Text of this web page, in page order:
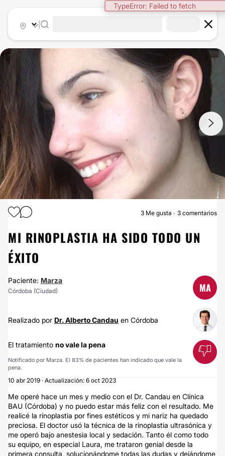
TypeError: Failed to fetch
RINOPLASTIA
3 Me gusta 3 comentarios
MI RINOPLASTIA HA SIDO TODO UN
ÉXITO
Paciente: Marza
Córdoba (Ciudad) MA
Realizado por Dr. Alberto Candau en Córdoba
El tratamiento no vale la pena
Notificado por Marza. El 83% de pacientes han indicado que vale la
pena.
10 abr 2019 · Actualización: 6 oct 2023
Me operé hace un mes y medio con el Dr. Candau en Clínica
BAU (Córdoba) y no puedo estar más feliz con el resultado. Me
realicé la rinoplastia por fines estéticos y mi nariz ha quedado
preciosa. El doctor usó la técnica de la rinoplastia ultrasónica y
me operó bajo anestesia local y sedación. Tanto él como todo
su equipo, en especial Laura, me trataron genial desde la
primera consulta, solucionándome todas las dudas y dejándome